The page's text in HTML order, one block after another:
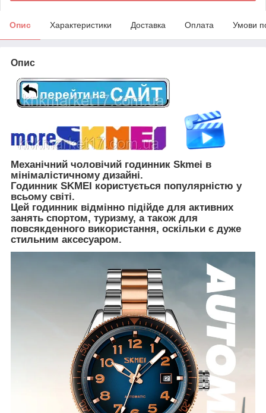
Опис Характеристики Доставка Оплата Умови
Опис
Механічний чоловічий годинник Skmei в
мінімалістичному дизайні.
Годинник SKMEI користується популярністю у
всьому світі.
Цей годинник відмінно підійде для активних
занять спортом, туризму, а також для
повсякденного використання, оскільки є дуже
стильним аксесуаром.